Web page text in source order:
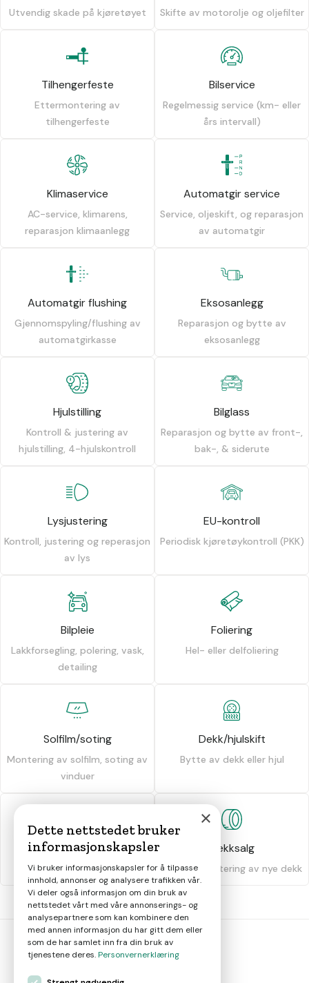
Utvendig skade på kjøretøyet Skifte av motorolje og oljefilter
Tilhengerfeste
Ettermontering av
tilhengerfeste
Bilservice
Regelmessig service (km- eller
års intervall)
Klimaservice
AC-service, klimarens,
reparasjon klimaanlegg
Automatgir service
Service, oljeskift, og reparasjon
av automatgir
Automatgir flushing
Gjennomspyling/flushing av
automatgirkasse
Eksosanlegg
Reparasjon og bytte av
eksosanlegg
Hjulstilling
Kontroll & justering av
hjulstilling, 4-hjulskontroll
Bilglass
Reparasjon og bytte av front-,
bak-, & siderute
Lysjustering
Kontroll, justering og reperasjon
av lys
EU-kontroll
Periodisk kjøretøykontroll (PKK)
Bilpleie
Lakkforsegling, polering, vask,
detailing
Foliering
Hel- eller delfoliering
Solfilm/soting
Montering av solfilm, soting av
vinduer
Dekk/hjulskift
Bytte av dekk eller hjul
Dekkhotell
Oppbevaring av dekk
Dekksalg
Salg og montering av nye dekk
smart
×
Dette nettstedet bruker
informasjonskapsler
Vi bruker informasjonskapsler for å tilpasse
innhold, annonser og analysere trafikken vår.
Vi deler også informasjon om din bruk av
nettstedet vårt med våre annonserings- og
analysepartnere som kan kombinere den
med annen informasjon du har gitt dem eller
som de har samlet inn fra din bruk av
tjenestene deres.Personvernerklæring